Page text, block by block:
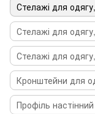
Стелажі для
Кронштейни для
Профіль